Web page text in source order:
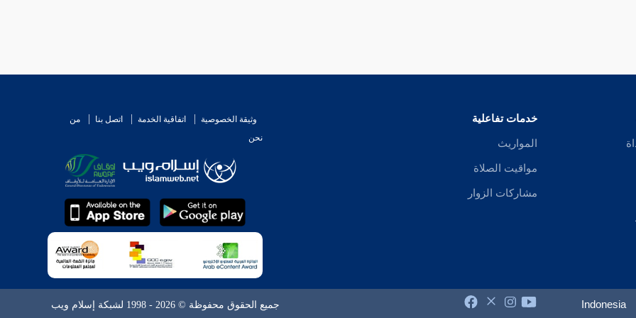
خدمات تفاعلية
المواريث
مواقيت الصلاة
مشاركات الزوار
وثيقة الخصوصية اتفاقية الخدمة اتصل بنا
من
نحن
Indonesia جميع الحقوق محفوظة © 2026 - 1998 لشبكة إسلام ويب